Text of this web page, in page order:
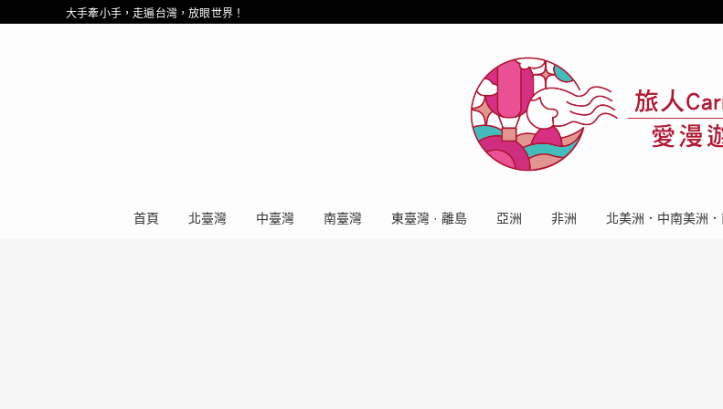
大手牽小手，走遍台灣，放眼世界！
首頁 北臺灣 中臺灣 南臺灣 東臺灣 · 離島 亞洲 非洲 北美洲．中南美洲．